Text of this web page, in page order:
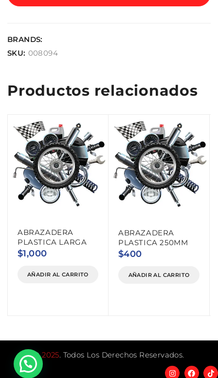
BRANDS:
SKU: 008094
Productos relacionados
ABRAZADERA
PLASTICA LARGA
$1,000
AÑADIR AL CARRITO
ABRAZADERA
PLASTICA 250MM
$400
AÑADIR AL CARRITO
©2025. Todos Los Derechos Reservados.